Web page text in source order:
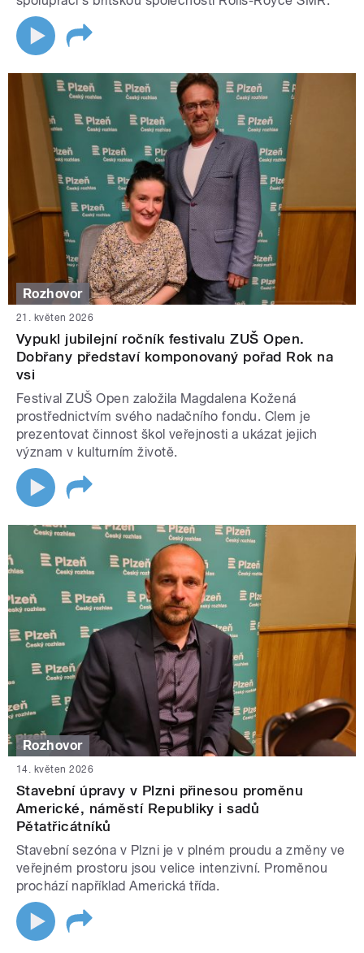
Rozhovor
21. květen 2026
Vypukl jubilejní ročník festivalu ZUŠ Open.
Dobřany představí komponovaný pořad Rok na
vsi
Festival ZUŠ Open založila Magdalena Kožená
prostřednictvím svého nadačního fondu. Clem je
prezentovat činnost škol veřejnosti a ukázat jejich
význam v kulturním životě.
Rozhovor
14. květen 2026
Stavební úpravy v Plzni přinesou proměnu
Americké, náměstí Republiky i sadů
Pětatřicátníků
Stavební sezóna v Plzni je v plném proudu a změny ve
veřejném prostoru jsou velice intenzivní. Proměnou
prochází například Americká třída.